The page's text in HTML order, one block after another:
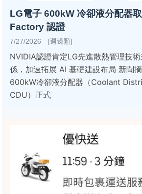
LG電子 600kW 冷卻液分配器
Factory 認證
7/27/2026 [週邊類]
NVIDIA認證肯定LG先進散熱管理技
係，加速拓展 AI 基礎建設布局 新聞
600kW冷卻液分配器（Coolant
CDU）正式